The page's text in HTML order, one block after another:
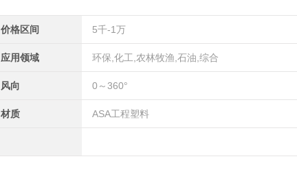
价格区间 5千-1万
应用领域 环保,化工,农林牧渔,石油,综合
风向 0～360°
材质 ASA工程塑料